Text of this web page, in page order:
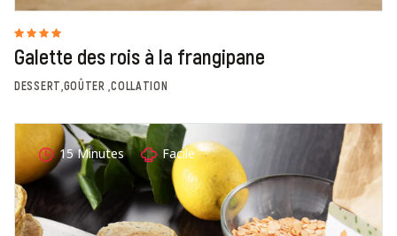
Galette des rois à la frangipane
DESSERT,GOÛTER ,COLLATION
15 Minutes Facile